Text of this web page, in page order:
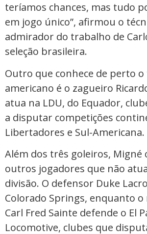
teríamos chances, mas tudo
em jogo único”, afirmou o
admirador do trabalho de
seleção brasileira.
Outro que conhece de perto
americano é o zagueiro
atua na LDU, do Equador,
a disputar competições
Libertadores e Sul-Americana.
Além dos três goleiros, Migné
outros jogadores que não
divisão. O defensor Duke
Colorado Springs, enquanto
Carl Fred Sainte defende o El
Locomotive, clubes que